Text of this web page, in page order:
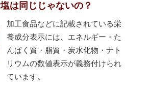
は同じじゃないの？
加工食品などに記載されている栄
養成分表示には、エネルギー・た
んぱく質・脂質・炭水化物・ナト
リウムの数値表示が義務付けられ
ています。